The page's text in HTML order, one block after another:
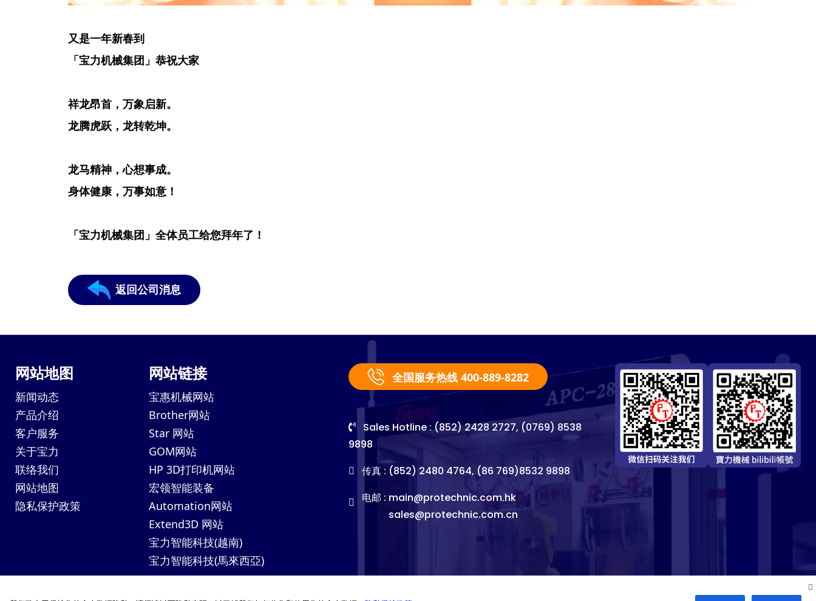
又是一年新春到
「宝力机械集团」恭祝大家
祥龙昂首，万象启新。
龙腾虎跃，龙转乾坤。
龙马精神，心想事成。
身体健康，万事如意！
「宝力机械集团」全体员工给您拜年了！
返回公司消息
网站地图
新闻动态
产品介绍
客户服务
关于宝力
联络我们
网站地图
隐私保护政策
网站链接
宝惠机械网站
Brother网站
Star 网站
GOM网站
HP 3D打印机网站
宏领智能装备
Automation网站
Extend3D 网站
宝力智能科技(越南)
宝力智能科技(馬來西亞)
全国服务热线 400-889-8282
Sales Hotline : (852) 2428 2727, (0769) 8538
9898
传真 : (852) 2480 4764, (86 769)8532 9898
电邮 : main@protechnic.com.hk
sales@protechnic.com.cn